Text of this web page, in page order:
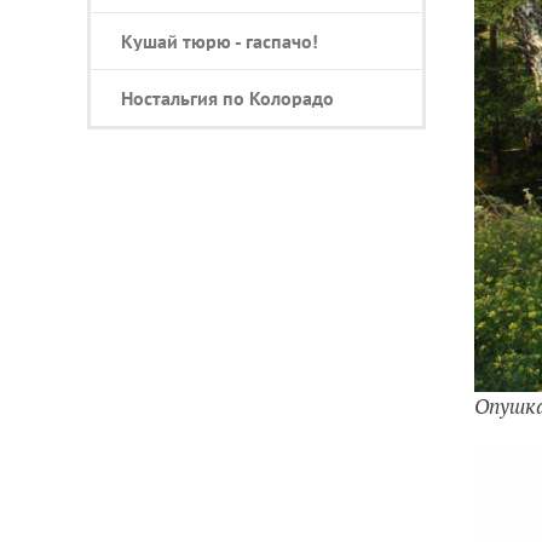
Кушай тюрю - гаспачо!
Ностальгия по Колорадо